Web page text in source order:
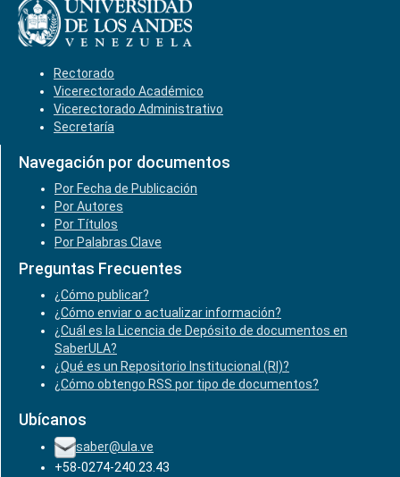
Rectorado
Vicerectorado Académico
Vicerectorado Administrativo
Secretaría
Navegación por documentos
Por Fecha de Publicación
Por Autores
Por Títulos
Por Palabras Clave
Preguntas Frecuentes
¿Cómo publicar?
¿Cómo enviar o actualizar información?
¿Cuál es la Licencia de Depósito de documentos en
SaberULA?
¿Qué es un Repositorio Institucional (RI)?
¿Cómo obtengo RSS por tipo de documentos?
Ubícanos
saber@ula.ve
+58-0274-240.23.43